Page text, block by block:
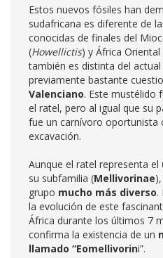
Estos nuevos fósiles han
sudafricana es diferente de
conocidas de finales del
(Howellictis) y África Oriental
también es distinta del
previamente bastante
Valenciano. Este mustélido
el ratel, pero al igual que su
fue un carnívoro oportunista
excavación.
Aunque el ratel representa el
su subfamilia (Mellivorinae
grupo mucho más diverso.
la evolución de este
África durante los últimos 7
confirma la existencia de un
llamado “Eomellivorini”.